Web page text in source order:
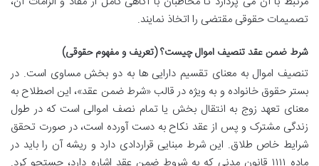
تصمیمات حقوقی مقتضی را اتخاذ نمایند.
شرط ضمن عقد تنصیف اموال چیست؟ (تعریف و مفهوم حقوقی)
تنصیف اموال به معنای تقسیم دارایی ها به دو بخش مساوی است. در
بستر حقوق خانواده و به ویژه در قالب «شرط ضمن عقد»، این اصطلاح به
معنای تعهد زوج به انتقال بخش یا تمام نصف اموالی است که در طول
زندگی مشترک و پس از عقد نکاح به دست آورده است، در صورت تحقق
شرایط خاص طلاق. این شرط مبنایی قراردادی دارد و ریشه آن را باید در